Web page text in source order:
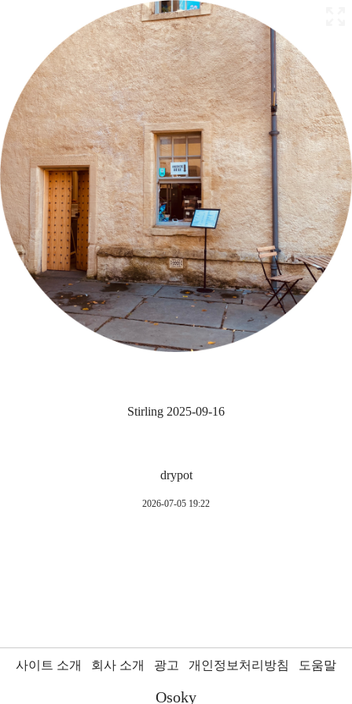
Stirling 2025-09-16
drypot
2026-07-05 19:22
사이트 소개 회사 소개 광고 개인정보처리방침 도움말
Osoky